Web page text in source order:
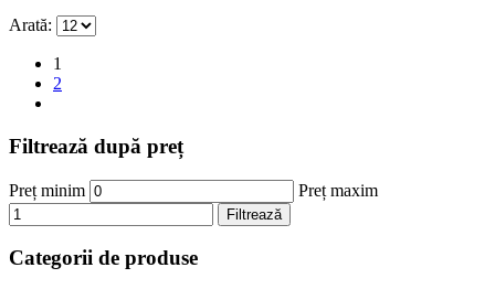
Arată:
1
2
Filtrează după preț
Preț minim Preț maxim
Filtrează
Categorii de produse